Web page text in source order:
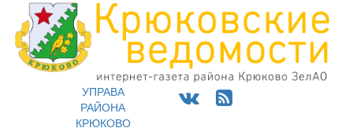
УПРАВА
РАЙОНА
КРЮКОВО